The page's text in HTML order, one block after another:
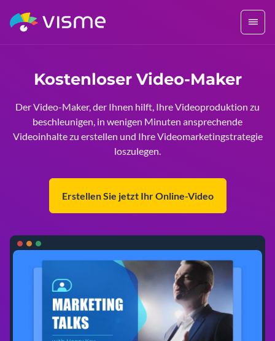
Kostenloser Video-Maker
Der Video-Maker, der Ihnen hilft, Ihre Videoproduktion zu
beschleunigen, in wenigen Minuten ansprechende
Videoinhalte zu erstellen und Ihre Videomarketingstrategie
loszulegen.
Erstellen Sie jetzt Ihr Online-Video